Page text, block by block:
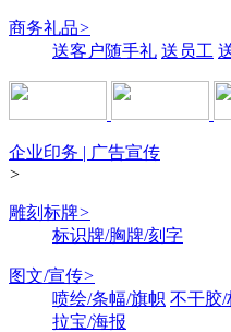
商务礼品>
送客户随手礼 送员工
企业印务 | 广告宣传
>
雕刻标牌>
标识牌/胸牌/刻字
图文/宣传>
喷绘/条幅/旗帜 不干胶/
拉宝/海报